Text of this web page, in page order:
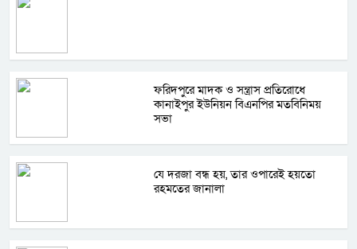
ফরিদপুরে মাদক ও সন্ত্রাস প্রতিরোধে
কানাইপুর ইউনিয়ন বিএনপির মতবিনিময়
সভা
যে দরজা বন্ধ হয়, তার ওপারেই হয়তো
রহমতের জানালা